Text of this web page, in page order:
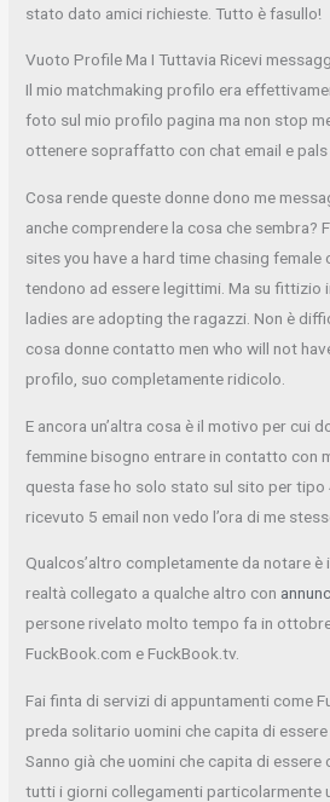
stato dato amici richieste. Tutto è fasullo!
Vuoto Profile Ma ​​I Tuttavia Ricevi
Il mio matchmaking profilo era
foto sul mio profilo pagina ma non stop
ottenere sopraffatto con chat email e pals
Cosa rende queste donne dono me
anche comprendere la cosa che sembra?
sites you have a hard time chasing
tendono ad essere legittimi. Ma su fittizio
ladies are adopting the ragazzi. Non è
cosa donne contatto men who will not
profilo, suo completamente ridicolo.
E ancora un’altra cosa è il motivo per cui
femmine bisogno entrare in contatto con
questa fase ho solo stato sul sito per tipo
ricevuto 5 email non vedo l’ora di me
Qualcos’altro completamente da notare
realtà collegato a qualche altro con
persone rivelato molto tempo fa in
FuckBook.com e FuckBook.tv.
Fai finta di servizi di appuntamenti come
preda solitario uomini che capita di essere
Sanno già che uomini che capita di
tutti i giorni collegamenti particolarmente